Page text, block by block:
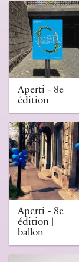
Aperti - 8e
édition
Aperti - 8e
édition |
ballon